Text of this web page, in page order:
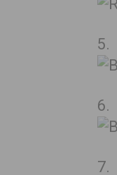
5.
6.
7.